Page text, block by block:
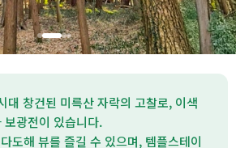
대 창건된 미륵산 자락의 고찰로, 이색
광전이 있습니다.
도해 뷰를 즐길 수 있으며, 템플스테이